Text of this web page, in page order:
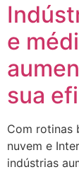
e
sua
Com rotinas
nuvem e
indústrias